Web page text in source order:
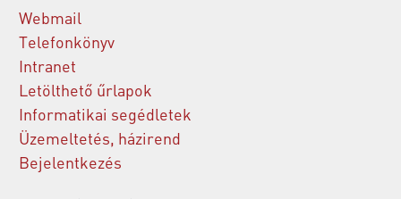
Webmail
Telefonkönyv
Intranet
Letölthető űrlapok
Informatikai segédletek
Üzemeltetés, házirend
Bejelentkezés